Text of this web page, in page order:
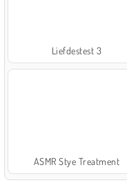
Liefdestest 3
ASMR Stye Treatment